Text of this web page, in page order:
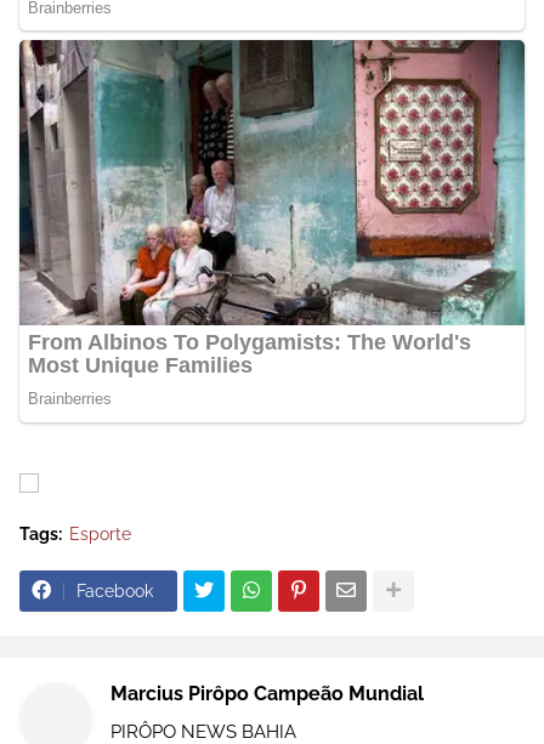
Tags: Esporte
Facebook
Marcius Pirôpo Campeão Mundial
PIRÔPO NEWS BAHIA